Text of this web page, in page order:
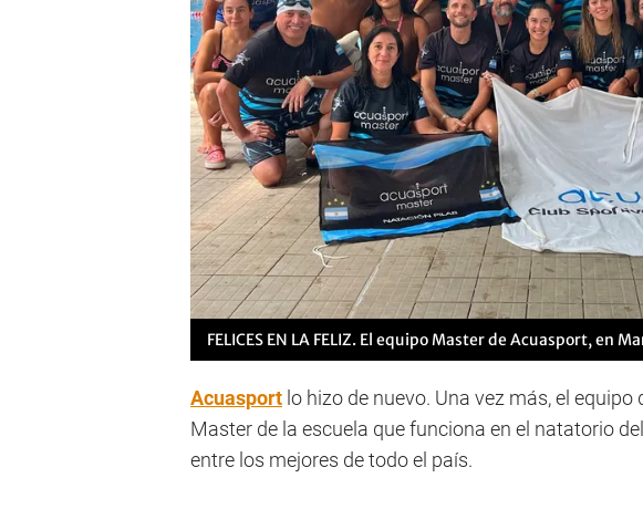
FELICES EN LA FELIZ. El equipo Master de Acuasport, en
Acuasport lo hizo de nuevo. Una vez más, el
Master de la escuela que funciona en el natatorio del
entre los mejores de todo el país.